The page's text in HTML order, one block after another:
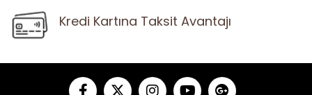
Kredi Kartına Taksit Avantajı